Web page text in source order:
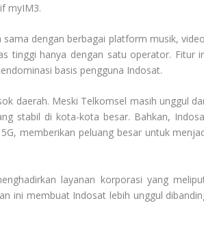
myIM3.
dengan berbagai platform musik,
tinggi hanya dengan satu operator. Fitur
basis pengguna Indosat.
daerah. Meski Telkomsel masih unggul
stabil di kota-kota besar. Bahkan,
memberikan peluang besar untuk
layanan korporasi yang
ini membuat Indosat lebih unggul